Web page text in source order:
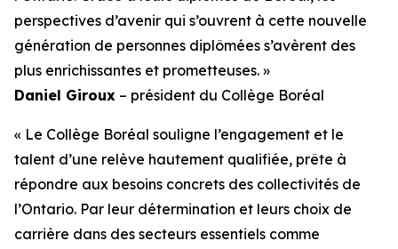
perspectives d’avenir qui s’ouvrent à cette nouvelle
génération de personnes diplômées s’avèrent des
plus enrichissantes et prometteuses. »
Daniel Giroux – président du Collège Boréal
« Le Collège Boréal souligne l’engagement et le
talent d’une relève hautement qualifiée, prête à
répondre aux besoins concrets des collectivités de
l’Ontario. Par leur détermination et leurs choix de
carrière dans des secteurs essentiels comme